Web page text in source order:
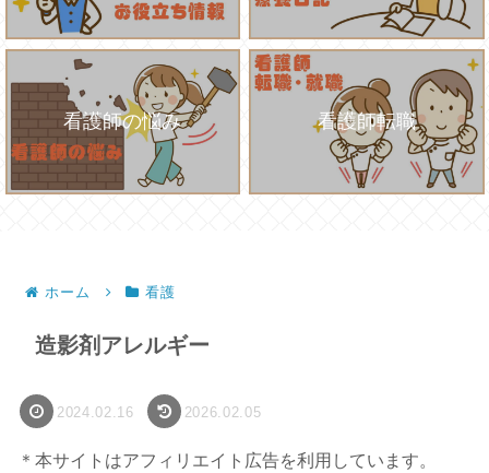
看護師の悩み 看護師転職
ホーム 看護
造影剤アレルギー
2024.02.16 2026.02.05
＊本サイトはアフィリエイト広告を利用しています。